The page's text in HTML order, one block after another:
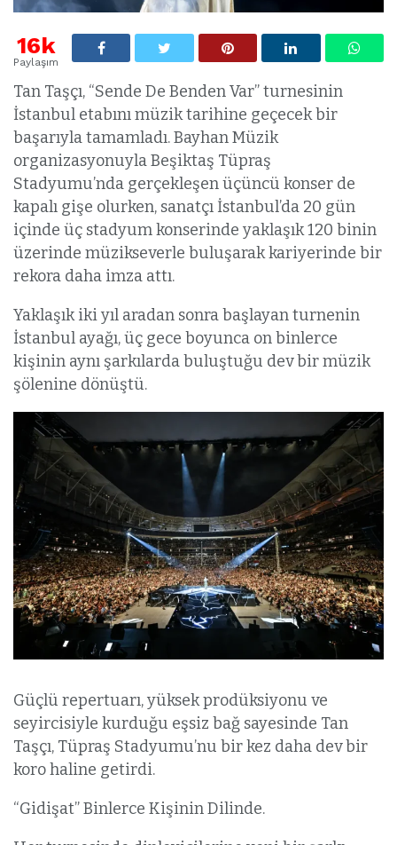
16k
Paylaşım
Tan Taşçı, “Sende De Benden Var” turnesinin
İstanbul etabını müzik tarihine geçecek bir
başarıyla tamamladı. Bayhan Müzik
organizasyonuyla Beşiktaş Tüpraş
Stadyumu’nda gerçekleşen üçüncü konser de
kapalı gişe olurken, sanatçı İstanbul’da 20 gün
içinde üç stadyum konserinde yaklaşık 120 binin
üzerinde müzikseverle buluşarak kariyerinde bir
rekora daha imza attı.
Yaklaşık iki yıl aradan sonra başlayan turnenin
İstanbul ayağı, üç gece boyunca on binlerce
kişinin aynı şarkılarda buluştuğu dev bir müzik
şölenine dönüştü.
Güçlü repertuarı, yüksek prodüksiyonu ve
seyircisiyle kurduğu eşsiz bağ sayesinde Tan
Taşçı, Tüpraş Stadyumu’nu bir kez daha dev bir
koro haline getirdi.
“Gidişat” Binlerce Kişinin Dilinde.